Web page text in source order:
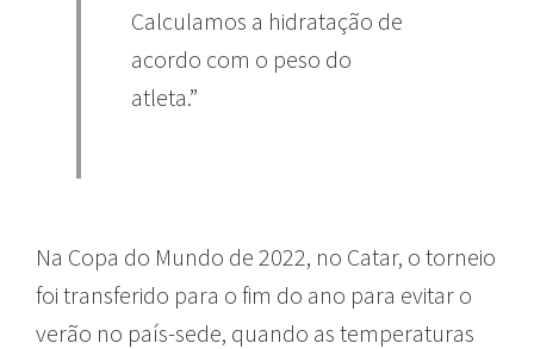
Calculamos a hidratação de
acordo com o peso do
atleta.”
Na Copa do Mundo de 2022, no Catar, o torneio
foi transferido para o fim do ano para evitar o
verão no país-sede, quando as temperaturas